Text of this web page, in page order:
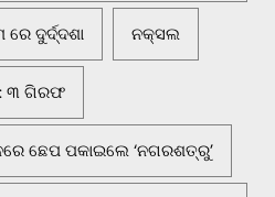
ରେ ଦୁର୍ଦ୍ଦଶା ନକ୍ସଲ
୩ ଗିରଫ
ଛେପ ପକାଇଲେ ‘ନଗରଶତ୍ରୁ’